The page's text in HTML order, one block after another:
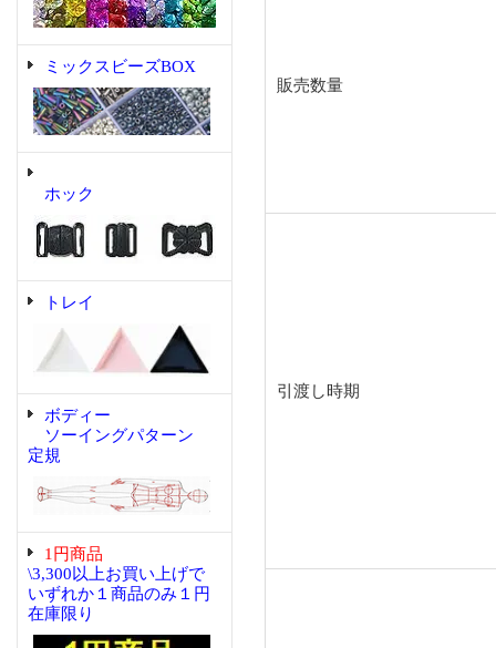
ミックスビーズBOX
ホック
トレイ
ボディー
ソーイングパターン
定規
1円商品
\3,300以上お買い上げで
いずれか１商品のみ１円
在庫限り
販売数量
引渡し時期